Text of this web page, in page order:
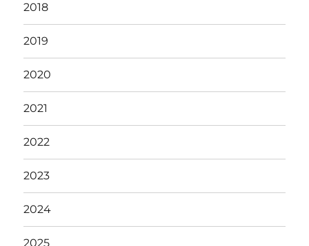
2018
2019
2020
2021
2022
2023
2024
2025